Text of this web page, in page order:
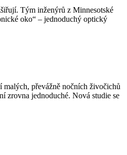
Tým inženýrů z Minnesotské
oko“ – jednoduchý optický
malých, převážně nočních živočichů
zrovna jednoduché. Nová studie se